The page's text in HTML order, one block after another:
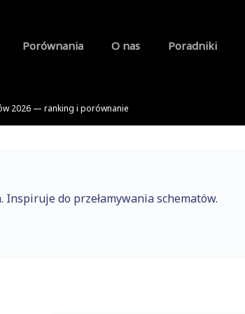
Porównania O nas Poradniki
2026 — ranking i porównanie
do przełamywania schematów.